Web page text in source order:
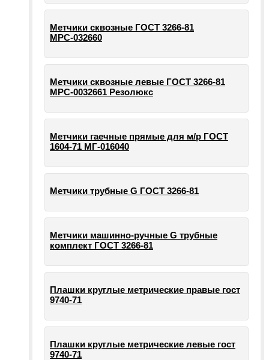
Метчики сквозные ГОСТ 3266-81
МРС-032660
Метчики сквозные левые ГОСТ 3266-81
МРС-0032661 Резолюкс
Метчики гаечные прямые для м/р ГОСТ
1604-71 МГ-016040
Метчики трубные G ГОСТ 3266-81
Метчики машинно-ручные G трубные
комплект ГОСТ 3266-81
Плашки круглые метрические правые гост
9740-71
Плашки круглые метрические левые гост
9740-71